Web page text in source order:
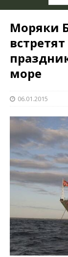
Моряки
море
06.01.2015